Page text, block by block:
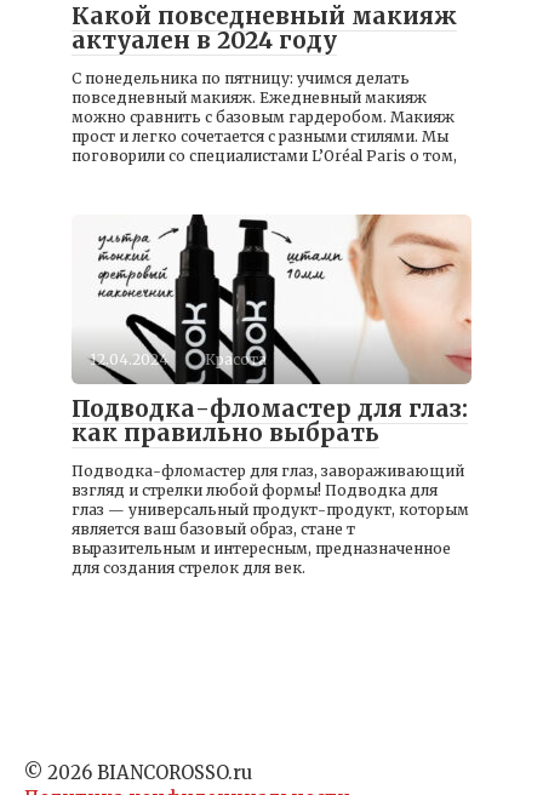
Какой повседневный макияж
актуален в 2024 году
С понедельника по пятницу: учимся делать
повседневный макияж. Ежедневный макияж
можно сравнить с базовым гардеробом. Макияж
прост и легко сочетается с разными стилями. Мы
поговорили со специалистами L’Oréal Paris о том,
12.04.2024 Красота
Подводка-фломастер для глаз:
как правильно выбрать
Подводка-фломастер для глаз, завораживающий
взгляд и стрелки любой формы! Подводка для
глаз — универсальный продукт-продукт, которым
является ваш базовый образ, стане т
выразительным и интересным, предназначенное
для создания стрелок для век.
© 2026 BIANCOROSSO.ru